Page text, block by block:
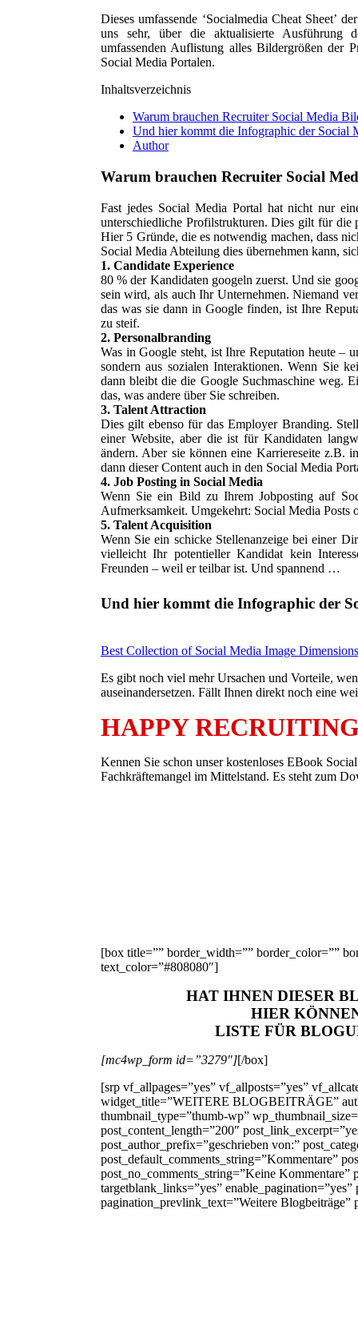
Dieses umfassende ‘Socialmedia Cheat Sheet’
uns sehr, über die aktualisierte Ausführung
umfassenden Auflistung alles Bildergrößen der
Social Media Portalen.
Inhaltsverzeichnis
Warum brauchen Recruiter Social Media
Und hier kommt die Infographic der Social
Author
Warum brauchen Recruiter Social
Fast jedes Social Media Portal hat nicht nur
unterschiedliche Profilstrukturen. Dies gilt für die
Hier 5 Gründe, die es notwendig machen, dass
Social Media Abteilung dies übernehmen kann,
1. Candidate Experience
80 % der Kandidaten googeln zuerst. Und sie
sein wird, als auch Ihr Unternehmen. Niemand
das was sie dann in Google finden, ist Ihre
zu steif.
2. Personalbranding
Was in Google steht, ist Ihre Reputation heute –
sondern aus sozialen Interaktionen. Wenn Sie
dann bleibt die die Google Suchmaschine weg.
das, was andere über Sie schreiben.
3. Talent Attraction
Dies gilt ebenso für das Employer Branding.
einer Website, aber die ist für Kandidaten
ändern. Aber sie können eine Karriereseite z.B.
dann dieser Content auch in den Social Media
4. Job Posting in Social Media
Wenn Sie ein Bild zu Ihrem Jobposting auf
Aufmerksamkeit. Umgekehrt: Social Media Posts
5. Talent Acquisition
Wenn Sie ein schicke Stellenanzeige bei einer
vielleicht Ihr potentieller Kandidat kein
Freunden – weil er teilbar ist. Und spannend …
Und hier kommt die Infographic der
Best Collection of Social Media Image
Es gibt noch viel mehr Ursachen und Vorteile,
auseinandersetzen. Fällt Ihnen direkt noch eine
HAPPY
Kennen Sie schon unser kostenloses EBook
Fachkräftemangel im Mittelstand. Es steht zum
[box title=”” border_width=”” border_color=””
text_color=”#808080″]
HAT IHNEN DIESER
HIER
LISTE FÜR
[mc4wp_form id=”3279″][/box]
[srp vf_allpages=”yes” vf_allposts=”yes”
widget_title=”WEITERE BLOGBEITRÄGE”
thumbnail_type=”thumb-wp”
post_content_length=”200″
post_author_prefix=”geschrieben von:”
post_default_comments_string=”Kommentare”
post_no_comments_string=”Keine Kommentare”
targetblank_links=”yes”
pagination_prevlink_text=”Weitere Blogbeiträge”